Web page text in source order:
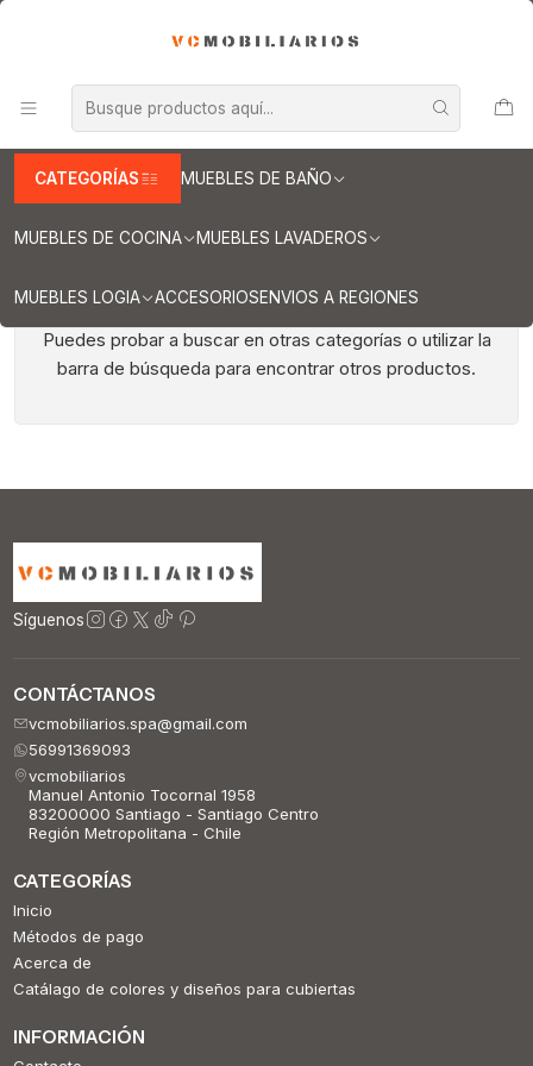
CATEGORÍAS MUEBLES DE BAÑO
MUEBLES DE COCINA MUEBLES LAVADEROS
MUEBLES LOGIA ACCESORIOSENVIOS A REGIONES
Mueble isla de 120cm
Todavía no hay productos disponibles aquí
Puedes probar a buscar en otras categorías o utilizar la
barra de búsqueda para encontrar otros productos.
Síguenos
CONTÁCTANOS
vcmobiliarios.spa@gmail.com
56991369093
vcmobiliarios
Manuel Antonio Tocornal 1958
83200000 Santiago - Santiago Centro
Región Metropolitana - Chile
CATEGORÍAS
Inicio
Métodos de pago
Acerca de
Catálago de colores y diseños para cubiertas
INFORMACIÓN